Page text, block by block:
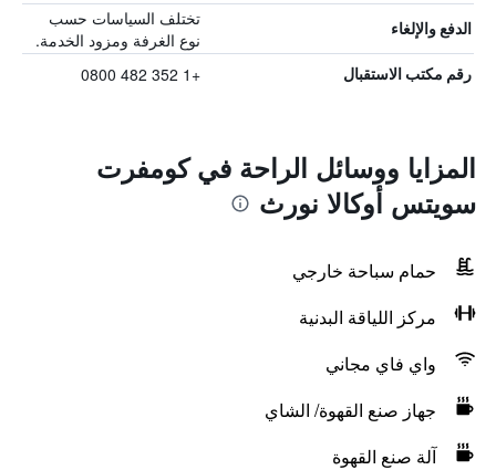
الدفع والإلغاء
تختلف السياسات حسب
نوع الغرفة ومزود الخدمة.
رقم مكتب الاستقبال +1 352 482 0800
المزايا ووسائل الراحة في كومفرت
سويتس أوكالا نورث
حمام سباحة خارجي
مركز اللياقة البدنية
واي فاي مجاني
جهاز صنع القهوة/ الشاي
آلة صنع القهوة